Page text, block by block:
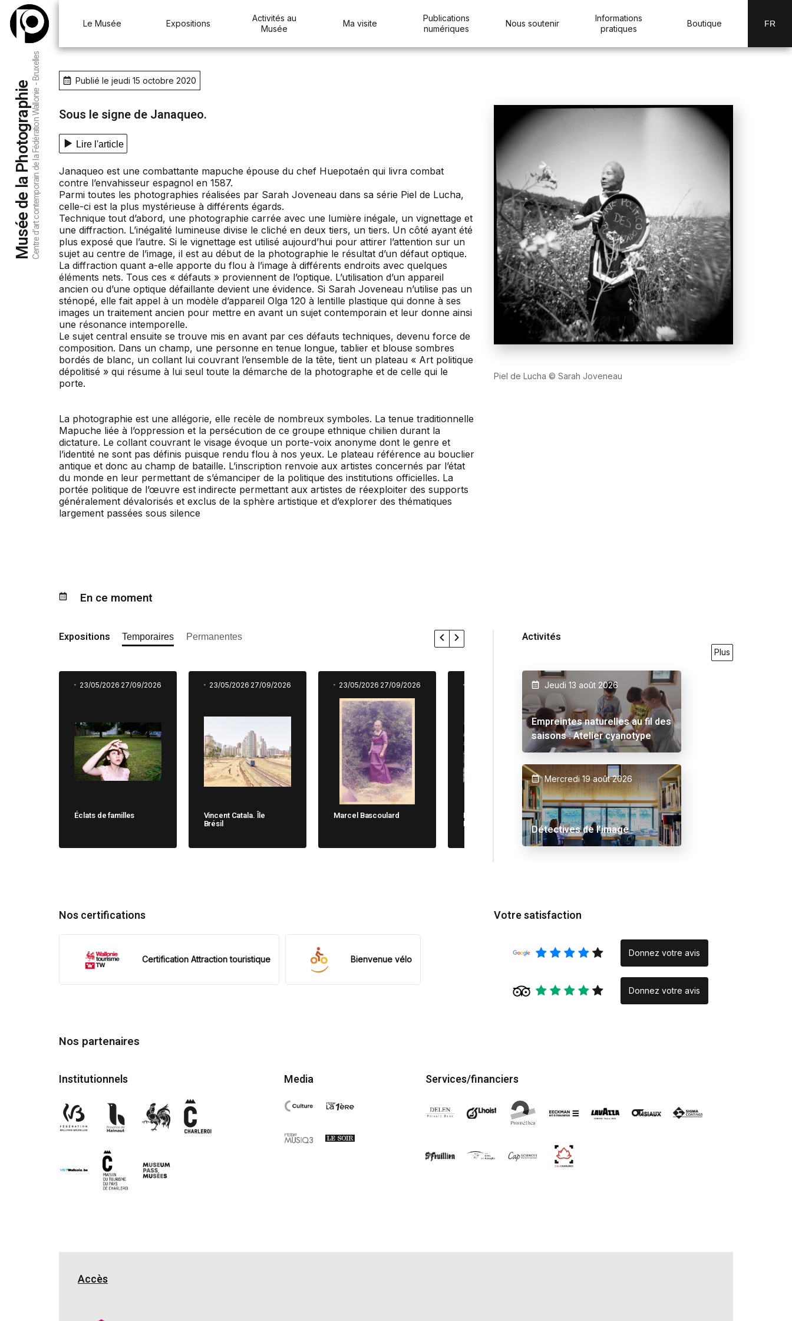
Musée de la PhotographieCentre d’art contemporain de la Fédération Wallonie - Bruxelles
Le Musée Expositions
Activités au
Musée
Ma visite
Publications
numériques
Nous soutenir
Informations
pratiques
Boutique FR
Publié le jeudi 15 octobre 2020
Sous le signe de Janaqueo.
Lire l'article
Janaqueo est une combattante mapuche épouse du chef Huepotaén qui livra combat
contre l’envahisseur espagnol en 1587.
Parmi toutes les photographies réalisées par Sarah Joveneau dans sa série Piel de Lucha,
celle-ci est la plus mystérieuse à différents égards.
Technique tout d’abord, une photographie carrée avec une lumière inégale, un vignettage et
une diffraction. L’inégalité lumineuse divise le cliché en deux tiers, un tiers. Un côté ayant été
plus exposé que l’autre. Si le vignettage est utilisé aujourd’hui pour attirer l’attention sur un
sujet au centre de l’image, il est au début de la photographie le résultat d’un défaut optique.
La diffraction quant a-elle apporte du flou à l’image à différents endroits avec quelques
éléments nets. Tous ces « défauts » proviennent de l’optique. L’utilisation d’un appareil
ancien ou d’une optique défaillante devient une évidence. Si Sarah Joveneau n’utilise pas un
sténopé, elle fait appel à un modèle d’appareil Olga 120 à lentille plastique qui donne à ses
images un traitement ancien pour mettre en avant un sujet contemporain et leur donne ainsi
une résonance intemporelle.
Le sujet central ensuite se trouve mis en avant par ces défauts techniques, devenu force de
composition. Dans un champ, une personne en tenue longue, tablier et blouse sombres
bordés de blanc, un collant lui couvrant l’ensemble de la tête, tient un plateau « Art politique
dépolitisé » qui résume à lui seul toute la démarche de la photographe et de celle qui le
porte.
La photographie est une allégorie, elle recèle de nombreux symboles. La tenue traditionnelle
Mapuche liée à l’oppression et la persécution de ce groupe ethnique chilien durant la
dictature. Le collant couvrant le visage évoque un porte-voix anonyme dont le genre et
l’identité ne sont pas définis puisque rendu flou à nos yeux. Le plateau référence au bouclier
antique et donc au champ de bataille. L’inscription renvoie aux artistes concernés par l’état
du monde en leur permettant de s’émanciper de la politique des institutions officielles. La
portée politique de l’œuvre est indirecte permettant aux artistes de réexploiter des supports
généralement dévalorisés et exclus de la sphère artistique et d’explorer des thématiques
largement passées sous silence
Piel de Lucha © Sarah Joveneau
En ce moment
Expositions Temporaires Permanentes
23/05/2026 27/09/2026
Éclats de familles
23/05/2026 27/09/2026
Vincent Catala. Île
Brésil
23/05/2026 27/09/2026
Marcel Bascoulard
27/09/2026
Michela Cane. Chi Ama
Non Dimentica
23/05/2026 27/09/2026
Alex Schuurbiers.
Placeholder
Activités
Plus
Jeudi 13 août 2026
Empreintes naturelles au fil des
saisons : Atelier cyanotype
Mercredi 19 août 2026
Détectives de l’image
Nos certifications
Certification Attraction touristique Bienvenue vélo
Votre satisfaction
Donnez votre avis
Donnez votre avis
Nos partenaires
Institutionnels Media Services/financiers
Accès